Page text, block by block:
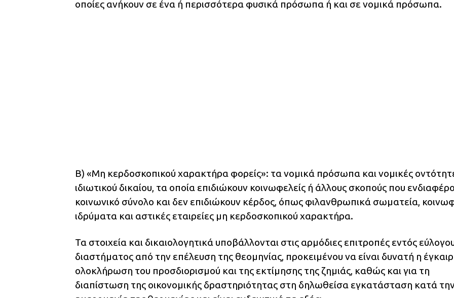
οποίες ανήκουν σε ένα ή περισσότερα φυσικά πρόσωπα ή και σε νομικά πρόσωπα.
Β) «Μη κερδοσκοπικού χαρακτήρα φορείς»: τα νομικά πρόσωπα και νομικές
ιδιωτικού δικαίου, τα οποία επιδιώκουν κοινωφελείς ή άλλους σκοπούς που
κοινωνικό σύνολο και δεν επιδιώκουν κέρδος, όπως φιλανθρωπικά σωματεία,
ιδρύματα και αστικές εταιρείες μη κερδοσκοπικού χαρακτήρα.
Τα στοιχεία και δικαιολογητικά υποβάλλονται στις αρμόδιες επιτροπές εντός
διαστήματος από την επέλευση της θεομηνίας, προκειμένου να είναι δυνατή η
ολοκλήρωση του προσδιορισμού και της εκτίμησης της ζημιάς, καθώς και για τη
διαπίστωση της οικονομικής δραστηριότητας στη δηλωθείσα εγκατάσταση κατά